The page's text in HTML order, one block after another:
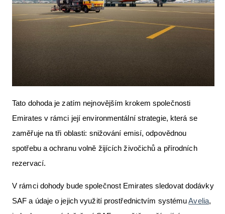
Tato dohoda je zatím nejnovějším krokem společnosti
Emirates v rámci její environmentální strategie, která se
zaměřuje na tři oblasti: snižování emisí, odpovědnou
spotřebu a ochranu volně žijících živočichů a přírodních
rezervací.
V rámci dohody bude společnost Emirates sledovat dodávky
SAF a údaje o jejich využití prostřednictvím systémuAvelia,